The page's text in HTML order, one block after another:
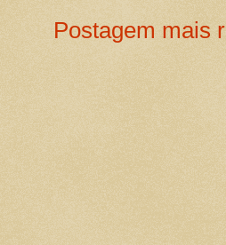
Postagem mais